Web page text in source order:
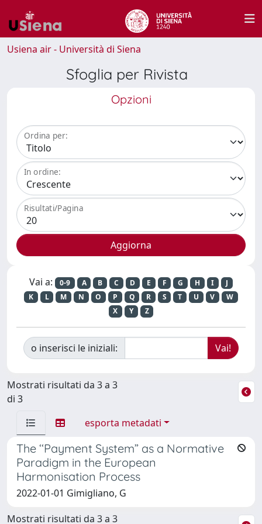
Usiena air - Università di Siena
Sfoglia per Rivista
Opzioni
Ordina per:
In ordine:
Risultati/Pagina
Vai a: 0-9 A B C D E F G H I
J
K
L M N O P Q R S T U V
W
X
Y Z
o inserisci le iniziali:
Mostrati risultati da 3 a 3
di 3
esporta metadati
The ‘‘Payment System” as a Normative
Paradigm in the European
Harmonisation Process
2022-01-01 Gimigliano, G
Mostrati risultati da 3 a 3